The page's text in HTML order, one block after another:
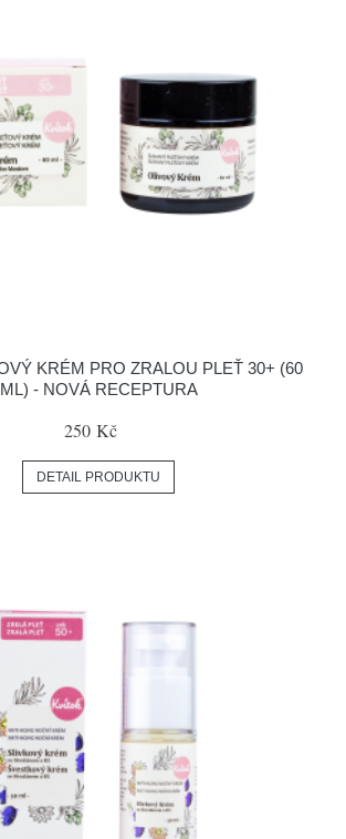
KRÉM PRO ZRALOU PLEŤ 30+ (60
ML) - NOVÁ RECEPTURA
250 Kč
DETAIL PRODUKTU